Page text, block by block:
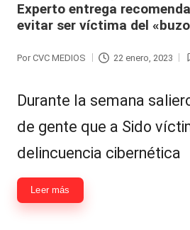
á
d
ul
a
C
hi
le
n
Hermano
-
Tendencias
Experto entrega
evitar ser víctima del
Publicado
Por CVC MEDIOS 22 enero, 2023
Durante la semana
de gente que a Sido
delincuencia cibernética
Leer más